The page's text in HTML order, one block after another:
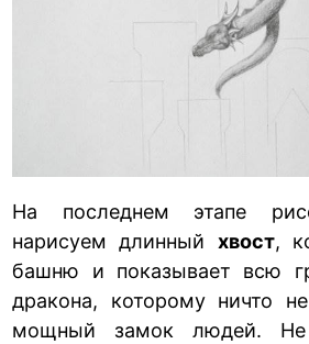
На последнем этапе
нарисуем длинный хвост,
башню и показывает всю
дракона, которому ничто
мощный замок людей. Не